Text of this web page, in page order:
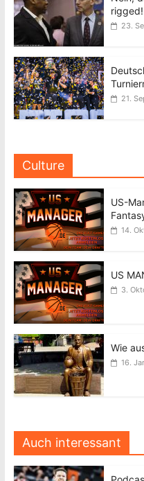
23.
21.
Culture
US-
14.
US
3.
Wie
16.
Auch interessant